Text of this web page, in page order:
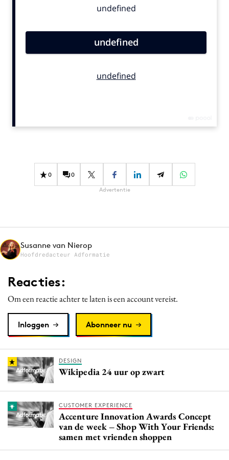
Contentmarketing
Effectiviteit
Gedragsverandering
Martech
Media
Merkstrategie
Programmatic
Purpose Marketing
Reputatie & crisis
0 0
Advertentie
Susanne van Nierop
Hoofdredacteur Adformatie
Reacties:
Om een reactie achter te laten is een account vereist.
Inloggen Abonneer nu
DESIGN
Wikipedia 24 uur op zwart
CUSTOMER EXPERIENCE
Accenture Innovation Awards Concept
van de week – Shop With Your Friends:
samen met vrienden shoppen